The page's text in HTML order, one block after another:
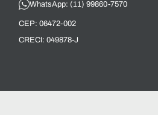
WhatsApp: (11) 99860-7570
CEP: 06472-002
CRECI: 049878-J